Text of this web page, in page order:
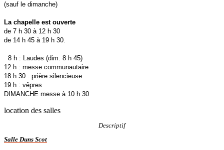
(sauf le dimanche)
La chapelle est ouverte
de 7 h 30 à 12 h 30
de 14 h 45 à 19 h 30.
8 h : Laudes (dim. 8 h 45)
12 h : messe communautaire
18 h 30 : prière silencieuse
19 h : vêpres
DIMANCHE messe à 10 h 30
location des salles
Descriptif
Salle Duns Scot